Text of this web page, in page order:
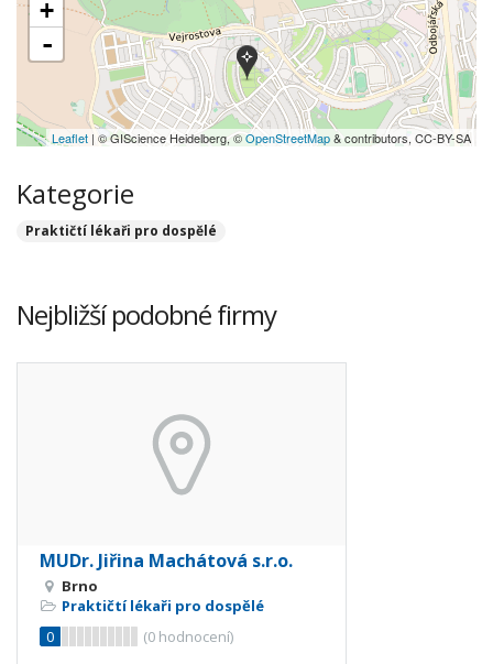
+
-
Leaflet | © GIScience Heidelberg, ©OpenStreetMap& contributors, CC-BY-SA
Kategorie
Praktičtí lékaři pro dospělé
Nejbližší podobné firmy
MUDr. Jiřina Machátová s.r.o.
Brno
Praktičtí lékaři pro dospělé
0
(0 hodnocení)